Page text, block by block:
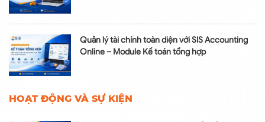
Quản lý tài chính toàn diện với SIS Accounting
Online – Module Kế toán tổng hợp
HOẠT ĐỘNG VÀ SỰ KIỆN